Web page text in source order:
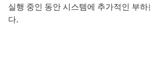
실행 중인 동안 시스템에 추가적인 부
다.